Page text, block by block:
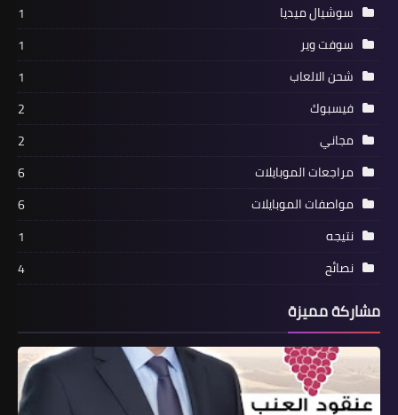
سوشيال ميديا
1
سوفت وير
1
شحن الالعاب
1
فيسبوك
2
مجاني
2
مراجعات الموبايلات
6
مواصفات الموبايلات
6
نتيجه
1
نصائح
4
مشاركة مميزة